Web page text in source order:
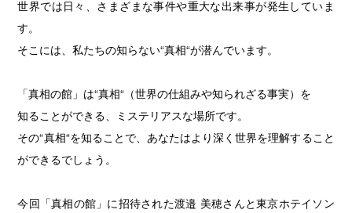
世界では日々、さまざまな事件や重大な出来事が発生していま
す。
そこには、私たちの知らない“真相“が潜んでいます。
「真相の館」は“真相“（世界の仕組みや知られざる事実）を
知ることができる、ミステリアスな場所です。
その“真相“を知ることで、あなたはより深く世界を理解すること
ができるでしょう。
今回「真相の館」に招待された渡邉 美穂さんと東京ホテイソン